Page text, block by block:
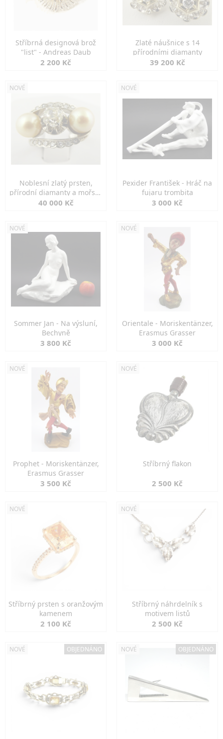
Stříbrná designová brož
"list" - Andreas Daub
2 200 Kč
Zlaté náušnice s 14
přírodními diamanty
39 200 Kč
NOVÉ
Noblesní zlatý prsten,
přírodní diamanty a mořské
perly
40 000 Kč
NOVÉ
Pexider František - Hráč na
fujaru trombita
3 000 Kč
NOVÉ
Sommer Jan - Na výsluní,
Bechyně
3 800 Kč
NOVÉ
Orientale - Moriskentänzer,
Erasmus Grasser
3 000 Kč
NOVÉ
Prophet - Moriskentänzer,
Erasmus Grasser
3 500 Kč
NOVÉ
Stříbrný flakon
2 500 Kč
NOVÉ
Stříbrný prsten s oranžovým
kamenem
2 100 Kč
NOVÉ
Stříbrný náhrdelník s
motivem listů
2 500 Kč
NOVÉ OBJEDNÁNO NOVÉ OBJEDNÁNO